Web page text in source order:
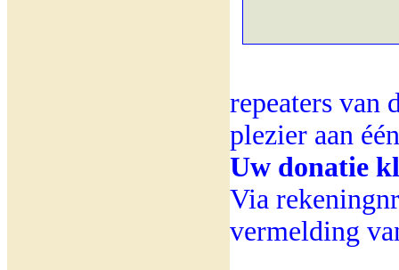
repeaters van
plezier aan
Uw donatie
Via
vermelding